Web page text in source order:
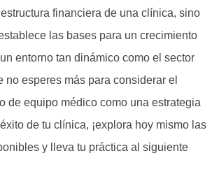
financiera de una clínica, sino
las bases para un crecimiento
entorno tan dinámico como el sector
no esperes más para considerar el
de equipo médico como una estrategia
de tu clínica, ¡explora hoy mismo las
y lleva tu práctica al siguiente